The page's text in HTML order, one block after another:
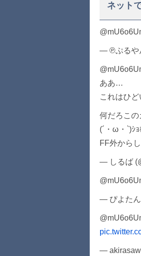
ネット
— ℗ぷるや
ああ…
これはひ
何だろこ
(´・ω・`)ｼ
FF外から
— しるば
— ぴよたん
—